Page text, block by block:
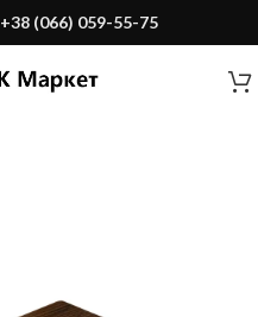
+38 (066) 059-55-75